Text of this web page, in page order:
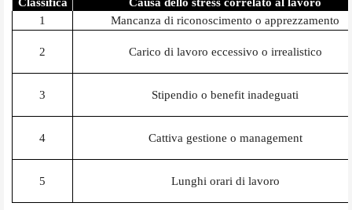
1
Mancanza di riconoscimento o apprezzamento
2 Carico di lavoro eccessivo o irrealistico
3 Stipendio o benefit inadeguati
4 Cattiva gestione o management
5 Lunghi orari di lavoro